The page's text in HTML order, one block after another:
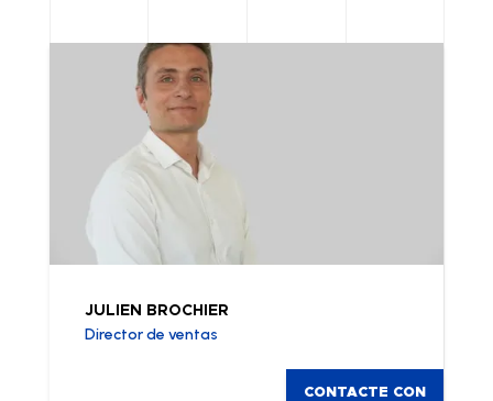
JULIEN BROCHIER
Director de ventas
CONTACTE CON